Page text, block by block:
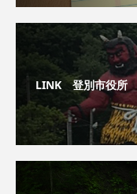
LINK 登別市役所